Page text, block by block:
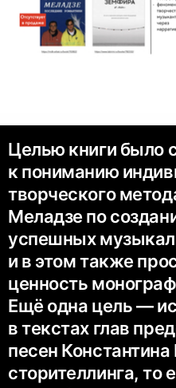
Целью книги было
к пониманию
творческого
Меладзе по
успешных
и в этом также
ценность
Ещё одна цель —
в текстах глав
песен
сторителлинга, то